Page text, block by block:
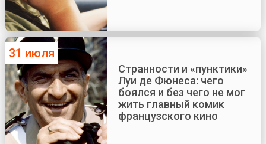
31 июля
Странности и «пунктики»
Луи де Фюнеса: чего
боялся и без чего не мог
жить главный комик
французского кино